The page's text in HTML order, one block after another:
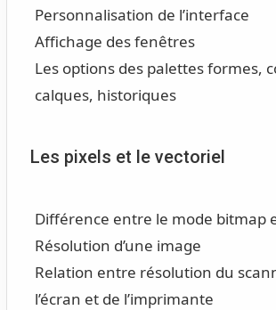
Personnalisation de l’interface
Affichage des fenêtres
Les options des palettes formes,
calques, historiques
Les pixels et le vectoriel
Différence entre le mode bitmap
Résolution d’une image
Relation entre résolution du
l’écran et de l’imprimante